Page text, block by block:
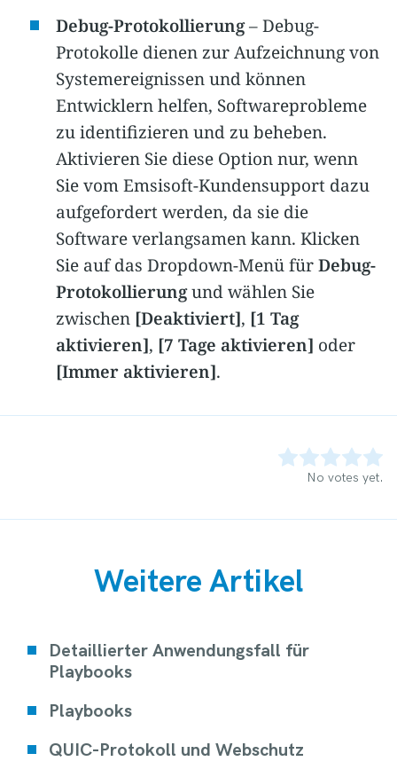
Debug-Protokollierung– Debug-
Protokolle dienen zur Aufzeichnung von
Systemereignissen und können
Entwicklern helfen, Softwareprobleme
zu identifizieren und zu beheben.
Aktivieren Sie diese Option nur, wenn
Sie vom Emsisoft-Kundensupport dazu
aufgefordert werden, da sie die
Software verlangsamen kann. Klicken
Sie auf das Dropdown-Menü fürDebug-
Protokollierungund wählen Sie
zwischen [Deaktiviert], [1 Tag
aktivieren], [7 Tage aktivieren] oder
[Immer aktivieren].
No votes yet.
Weitere Artikel
Detaillierter Anwendungsfall für
Playbooks
Playbooks
QUIC-Protokoll und Webschutz